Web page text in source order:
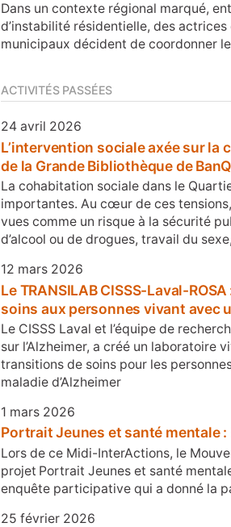
Dans un contexte régional marqué,
d’instabilité résidentielle, des
municipaux décident de coordonner
ACTIVITÉS PASSÉES
24 avril 2026
L’intervention sociale axée sur la
de la Grande Bibliothèque de BanQ
La cohabitation sociale dans le
importantes. Au cœur de ces
vues comme un risque à la sécurité
d’alcool ou de drogues, travail du
12 mars 2026
Le TRANSILAB CISSS-Laval-
soins aux personnes vivant avec
Le CISSS Laval et l’équipe de
sur l’Alzheimer, a créé un laboratoire
transitions de soins pour les
maladie d’Alzheimer
1 mars 2026
Portrait Jeunes et santé mentale
Lors de ce Midi-InterActions, le
projet Portrait Jeunes et santé
enquête participative qui a donné la
25 février 2026